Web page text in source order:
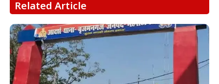
Related Article